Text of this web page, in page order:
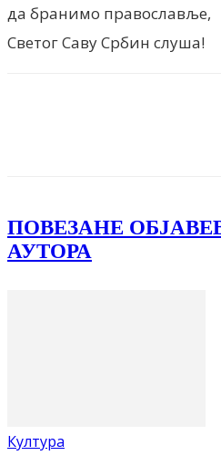
да бранимо православље,
Светог Саву Србин слуша!
ПОВЕЗАНЕ ОБЈАВЕ
АУТОРА
Култура